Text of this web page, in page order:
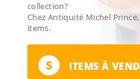
collection?
Chez Antiquité Michel
items.
$ ITEMS À